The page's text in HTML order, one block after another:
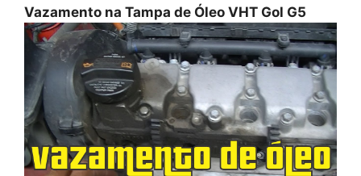
Vazamento na Tampa de Óleo VHT Gol G5